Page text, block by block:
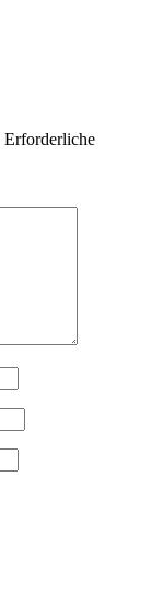
Erforderliche